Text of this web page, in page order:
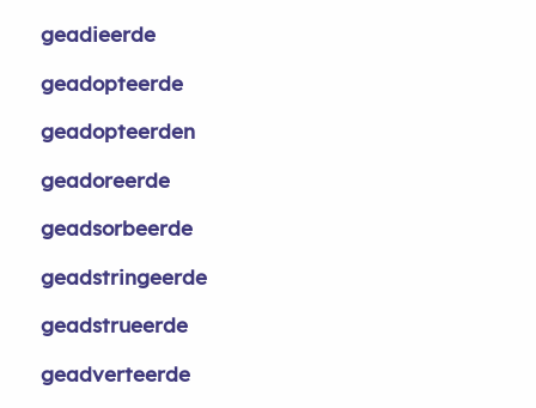
geadieerde
geadopteerde
geadopteerden
geadoreerde
geadsorbeerde
geadstringeerde
geadstrueerde
geadverteerde